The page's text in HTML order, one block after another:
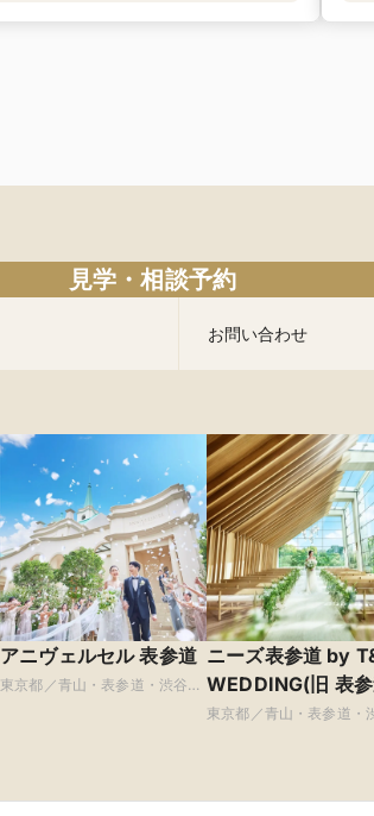
見学・相談予約
お問い合わせ
アニヴェルセル 表参道
東京都／青山・表参道・渋谷・
ニーズ表参道 by
WEDDING(旧 表
TERRACE)
東京都／青山・表参道・